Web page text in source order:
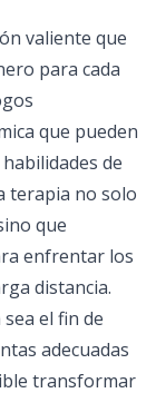
valiente que
para cada
que pueden
de
terapia no solo
que
enfrentar los
distancia.
el fin de
adecuadas
transformar